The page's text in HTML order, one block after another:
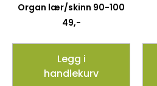
Organ lær/skinn 90-100
49,-
Legg i
handlekurv